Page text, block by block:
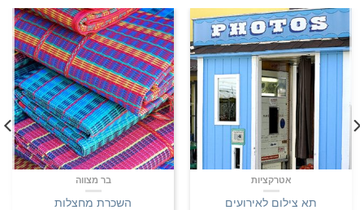
בר מצווה
השכרת מחצלות
אטרקציות
תא צילום לאירועים